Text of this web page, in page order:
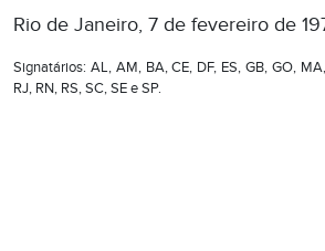
Rio de Janeiro, 7 de fevereiro de
Signatários: AL, AM, BA, CE, DF, ES, GB, GO,
RJ, RN, RS, SC, SE e SP.